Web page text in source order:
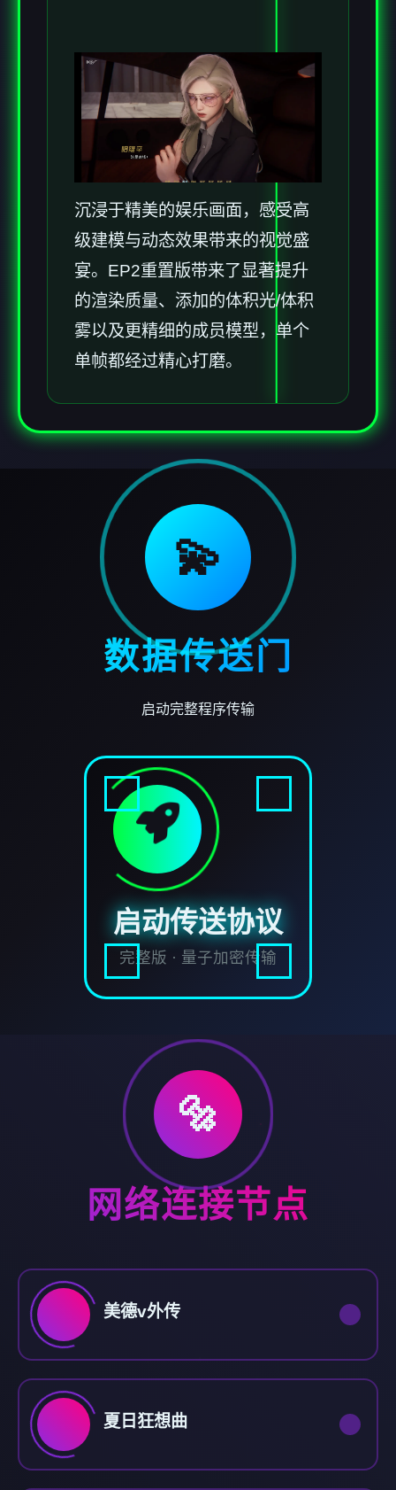
沉浸于精美的娱乐画面，感受高
级建模与动态效果带来的视觉盛
宴。EP2重置版带来了显著提升
的渲染质量、添加的体积光/体积
雾以及更精细的成员模型，单个
单帧都经过精心打磨。
💫
数据传送门
启动完整程序传输
启动传送协议
完整版 · 量子加密传输
🔩
网络连接节点
美德v外传
夏日狂想曲